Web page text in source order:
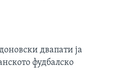
двапати ја
фудбалско